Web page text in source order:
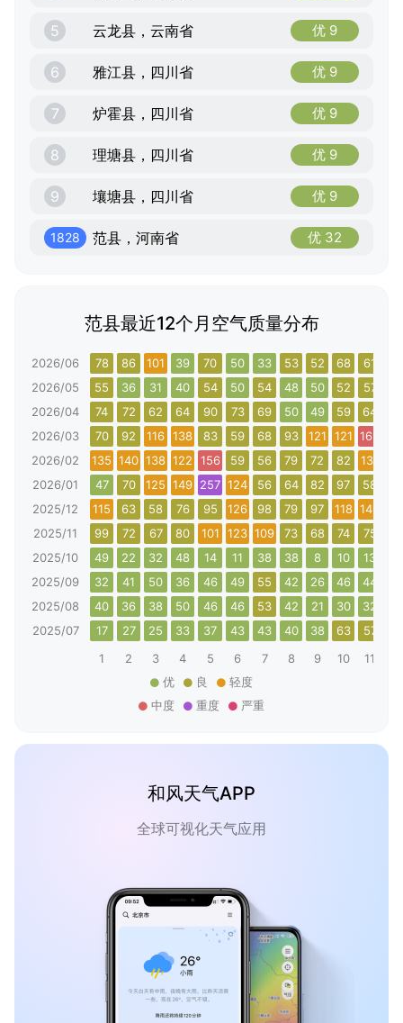
5 云龙县，云南省 优 9
6 雅江县，四川省 优 9
7 炉霍县，四川省 优 9
8 理塘县，四川省 优 9
9 壤塘县，四川省 优 9
1828 范县，河南省 优 32
范县最近12个月空气质量分布
2026/06 78 86 101 39 70 50 33 53 52 68 61
2026/05
55 36 31 40 54 50 54 48 50 52 57
2026/04
74 72 62 64 90 73 69 50 49 59 64
2026/03
70 92 116 138 83 59 68 93 121 121 169
2026/02
135 140 138 122 156 59 56 79 72 82 131
2026/01
47 70 125 149 257 124 56 64 82 97 58
2025/12
115 63 58 76 95 126 98 79 97 118 149
2025/11
99 72 67 80 101 123 109 73 68 74 75
2025/10
49 22 32 48 14 11 38 38 8 10 13
2025/09
32 41 50 36 46 49 55 42 26 46 44
2025/08
40 36 38 50 46 46 53 42 21 30 32
2025/07
17 27 25 33 37 43 43 40 38 63 57
1
2 3 4 5 6 7 8 9 10 11
优
良
轻度
中度
重度 严重
和风天气APP
全球可视化天气应用